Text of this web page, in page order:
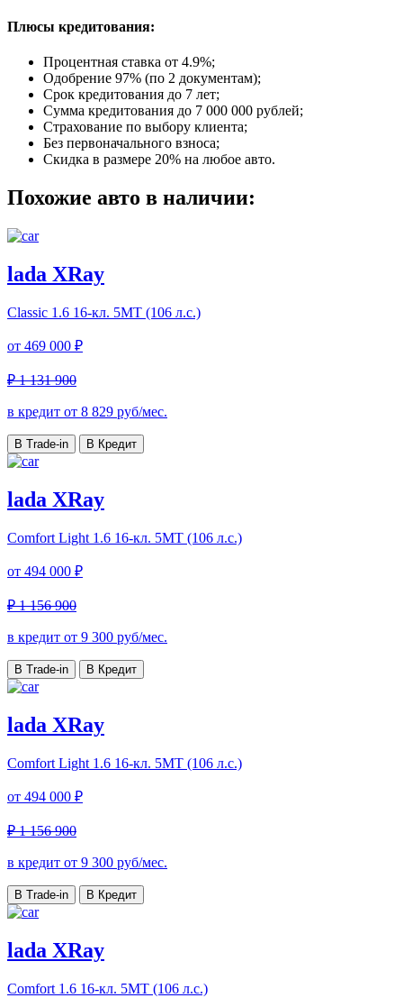
Плюсы кредитования:
Процентная ставка от 4.9%;
Одобрение 97% (по 2 документам);
Срок кредитования до 7 лет;
Сумма кредитования до 7 000 000 рублей;
Страхование по выбору клиента;
Без первоначального взноса;
Скидка в размере 20% на любое авто.
Похожие авто в наличии:
lada XRay
Classic 1.6 16-кл. 5МТ (106 л.с.)
от 469 000 ₽
₽ 1 131 900
в кредит от 8 829 руб/мес.
В Trade-in В Кредит
lada XRay
Comfort Light 1.6 16-кл. 5МТ (106 л.с.)
от 494 000 ₽
₽ 1 156 900
в кредит от 9 300 руб/мес.
В Trade-in В Кредит
lada XRay
Comfort Light 1.6 16-кл. 5МТ (106 л.с.)
от 494 000 ₽
₽ 1 156 900
в кредит от 9 300 руб/мес.
В Trade-in В Кредит
lada XRay
Comfort 1.6 16-кл. 5МТ (106 л.с.)